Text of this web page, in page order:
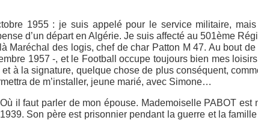
1955 : je suis appelé pour le service militaire,
d’un départ en Algérie. Je suis affecté au 501ème
Maréchal des logis, chef de char Patton M 47. Au bout
1957 -, et le Football occupe toujours bien mes
à la signature, quelque chose de plus conséquent,
de m’installer, jeune marié, avec Simone…
Où il faut parler de mon épouse. Mademoiselle PABOT est
1939. Son père est prisonnier pendant la guerre et la